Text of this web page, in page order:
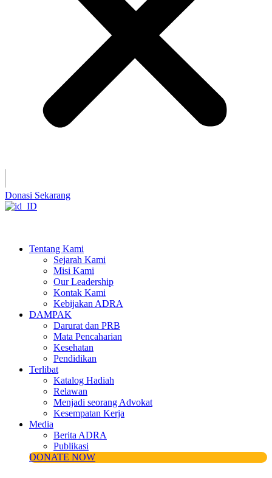
Donasi Sekarang
Tentang Kami
Sejarah Kami
Misi Kami
Our Leadership
Kontak Kami
Kebijakan ADRA
DAMPAK
Darurat dan PRB
Mata Pencaharian
Kesehatan
Pendidikan
Terlibat
Katalog Hadiah
Relawan
Menjadi seorang Advokat
Kesempatan Kerja
Media
Berita ADRA
Publikasi
DONATE NOW